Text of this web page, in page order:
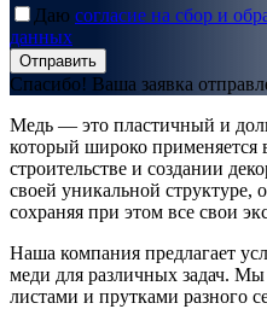
Даю согласие на сбор и
данных
Отправить
Спасибо! Ваша заявка
Медь — это пластичный и
который широко
строительстве и создании
своей уникальной структуре,
сохраняя при этом все свои
Наша компания предлагает
меди для различных задач.
листами и прутками разного